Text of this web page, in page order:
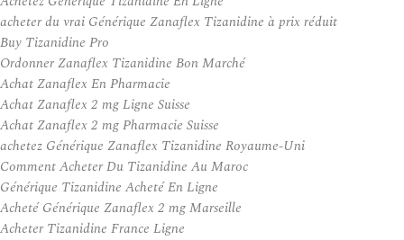
acheter du vrai Générique Zanaflex Tizanidine à prix réduit
Buy Tizanidine Pro
Ordonner Zanaflex Tizanidine Bon Marché
Achat Zanaflex En Pharmacie
Achat Zanaflex 2 mg Ligne Suisse
Achat Zanaflex 2 mg Pharmacie Suisse
achetez Générique Zanaflex Tizanidine Royaume-Uni
Comment Acheter Du Tizanidine Au Maroc
Générique Tizanidine Acheté En Ligne
Acheté Générique Zanaflex 2 mg Marseille
Acheter Tizanidine France Ligne